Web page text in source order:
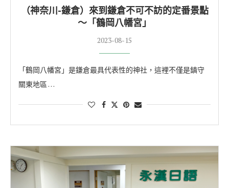
（神奈川-鎌倉）來到鎌倉不可不訪的定番景點
～「鶴岡八幡宮」
2023-08-15
「鶴岡八幡宮」是鎌倉最具代表性的神社，這裡不僅是鎮守
關東地區 …